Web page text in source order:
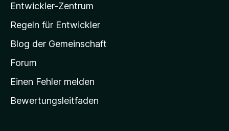
a
-
t
a
r
s
Entwickler-Zentrum
Regeln für Entwickler
Blog der Gemeinschaft
Forum
Einen Fehler melden
Bewertungsleitfaden